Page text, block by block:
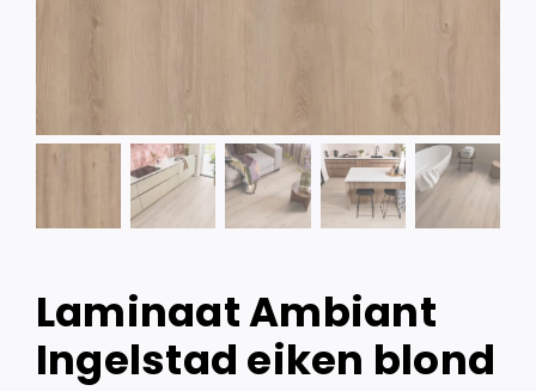
Laminaat Ambiant
Ingelstad eiken blond